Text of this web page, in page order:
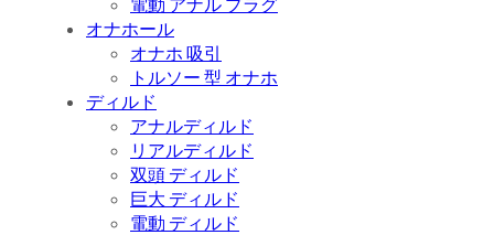
オナホール
オナホ 吸引
トルソー 型 オナホ
ディルド
アナルディルド
リアルディルド
双頭 ディルド
巨大 ディルド
電動 ディルド